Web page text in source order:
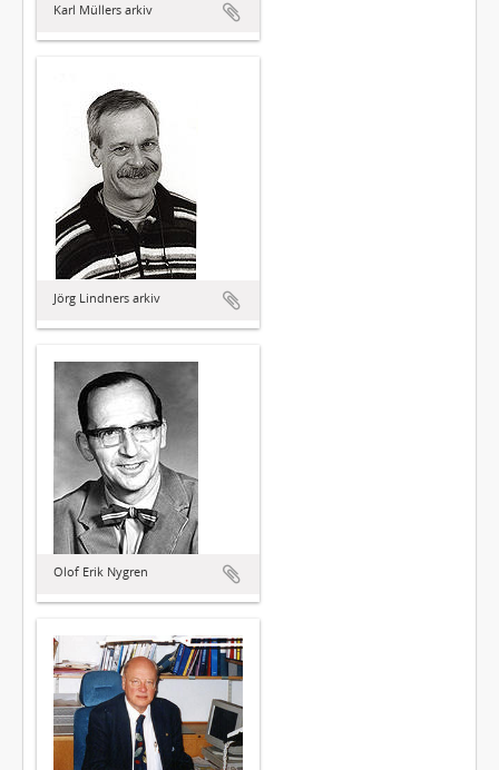
Karl Müllers arkiv
Jörg Lindners arkiv
Olof Erik Nygren